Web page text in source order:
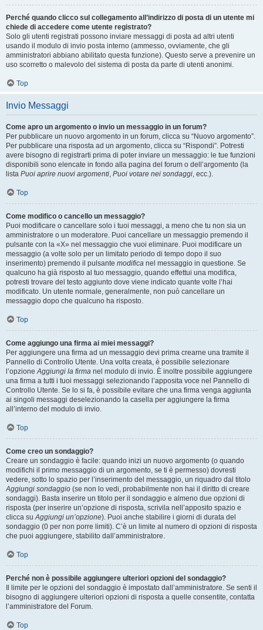
Perché quando clicco sul collegamento all’indirizzo di posta di un utente mi
chiede di accedere come utente registrato?
Solo gli utenti registrati possono inviare messaggi di posta ad altri utenti
usando il modulo di invio posta interno (ammesso, ovviamente, che gli
amministratori abbiano abilitato questa funzione). Questo serve a prevenire un
uso scorretto o malevolo del sistema di posta da parte di utenti anonimi.
Top
Invio Messaggi
Come apro un argomento o invio un messaggio in un forum?
Per pubblicare un nuovo argomento in un forum, clicca su “Nuovo argomento”.
Per pubblicare una risposta ad un argomento, clicca su “Rispondi”. Potresti
avere bisogno di registrarti prima di poter inviare un messaggio: le tue funzioni
disponibili sono elencate in fondo alla pagina del forum o dell’argomento (la
lista Puoi aprire nuovi argomenti, Puoi votare nei sondaggi, ecc.).
Top
Come modifico o cancello un messaggio?
Puoi modificare o cancellare solo i tuoi messaggi, a meno che tu non sia un
amministratore o un moderatore. Puoi cancellare un messaggio premendo il
pulsante con la «X» nel messaggio che vuoi eliminare. Puoi modificare un
messaggio (a volte solo per un limitato periodo di tempo dopo il suo
inserimento) premendo il pulsante modifica nel messaggio in questione. Se
qualcuno ha già risposto al tuo messaggio, quando effettui una modifica,
potresti trovare del testo aggiunto dove viene indicato quante volte l’hai
modificato. Un utente normale, generalmente, non può cancellare un
messaggio dopo che qualcuno ha risposto.
Top
Come aggiungo una firma ai miei messaggi?
Per aggiungere una firma ad un messaggio devi prima crearne una tramite il
Pannello di Controllo Utente. Una volta creata, è possibile selezionare
l’opzioneAggiungi la firma nel modulo di invio. È inoltre possibile aggiungere
una firma a tutti i tuoi messaggi selezionando l’apposita voce nel Pannello di
Controllo Utente. Se lo si fa, è possibile evitare che una firma venga aggiunta
ai singoli messaggi deselezionando la casella per aggiungere la firma
all’interno del modulo di invio.
Top
Come creo un sondaggio?
Creare un sondaggio è facile: quando inizi un nuovo argomento (o quando
modifichi il primo messaggio di un argomento, se ti è permesso) dovresti
vedere, sotto lo spazio per l’inserimento del messaggio, un riquadro dal titolo
Aggiungi sondaggio (se non lo vedi, probabilmente non hai il diritto di creare
sondaggi). Basta inserire un titolo per il sondaggio e almeno due opzioni di
risposta (per inserire un’opzione di risposta, scrivila nell’apposito spazio e
clicca suAggiungi un’opzione). Puoi anche stabilire i giorni di durata del
sondaggio (0 per non porre limiti). C’è un limite al numero di opzioni di risposta
che puoi aggiungere, stabilito dall’amministratore.
Top
Perché non è possibile aggiungere ulteriori opzioni del sondaggio?
Il limite per le opzioni del sondaggio è impostato dall’amministratore. Se senti il
bisogno di aggiungere ulteriori opzioni di risposta a quelle consentite, contatta
l’amministratore del Forum.
Top